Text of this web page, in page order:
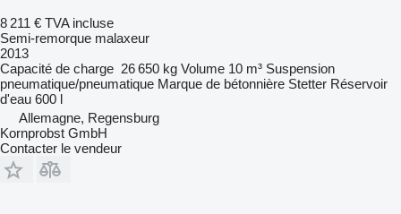
8 211 € TVA incluse
Semi-remorque malaxeur
2013
Capacité de charge 26 650 kg Volume 10 m³ Suspension
pneumatique/pneumatique Marque de bétonnière Stetter Réservoir
d'eau 600 l
Allemagne, Regensburg
Kornprobst GmbH
Contacter le vendeur